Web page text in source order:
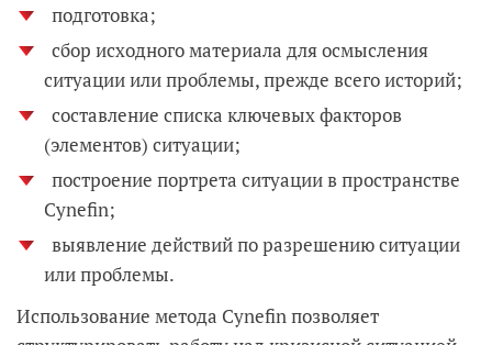
подготовка;
сбор исходного материала для осмысления
ситуации или проблемы, прежде всего историй;
составление списка ключевых факторов
(элементов) ситуации;
построение портрета ситуации в пространстве
Cynefin;
выявление действий по разрешению ситуации
или проблемы.
Использование метода Cynefin позволяет